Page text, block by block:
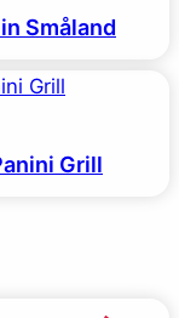
Småland
Grill